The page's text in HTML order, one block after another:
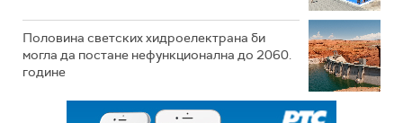
Половина светских хидроелектрана би
могла да постане нефункционална до 2060.
године